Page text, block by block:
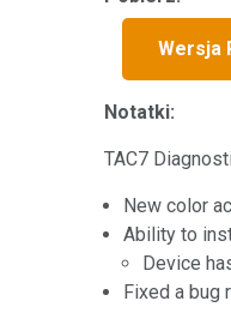
Wersja
Notatki:
TAC7
New color
Ability to
Device
Fixed a bug